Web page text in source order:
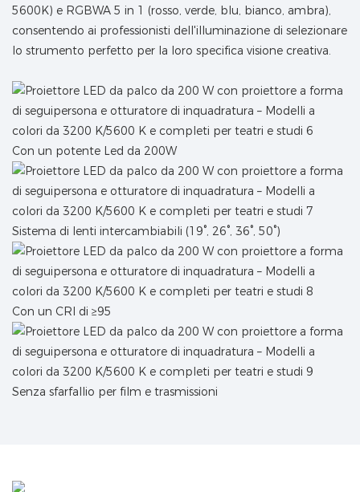
5600K) e RGBWA 5 in 1 (rosso, verde, blu, bianco, ambra),
consentendo ai professionisti dell'illuminazione di selezionare
lo strumento perfetto per la loro specifica visione creativa.
Con un potente Led da 200W
Sistema di lenti intercambiabili (19°, 26°, 36°, 50°)
Con un CRI di ≥95
Senza sfarfallio per film e trasmissioni